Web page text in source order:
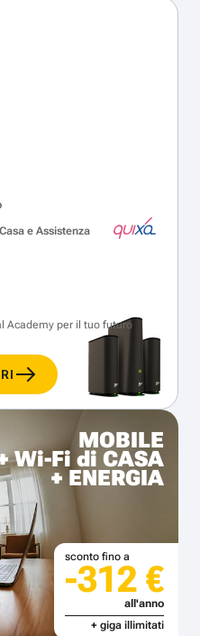
e Assistenza
Academy per il tuo futuro
MOBILE
Wi-Fi di CASA
+ ENERGIA
sconto fino a
-312 €
all'anno
+ giga illimitati